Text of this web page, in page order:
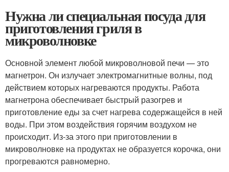
Нужна ли специальная посуда для
приготовления гриля в
микроволновке
Основной элемент любой микроволновой печи — это
магнетрон. Он излучает электромагнитные волны, под
действием которых нагреваются продукты. Работа
магнетрона обеспечивает быстрый разогрев и
приготовление еды за счет нагрева содержащейся в ней
воды. При этом воздействия горячим воздухом не
происходит. Из-за этого при приготовлении в
микроволновке на продуктах не образуется корочка, они
прогреваются равномерно.